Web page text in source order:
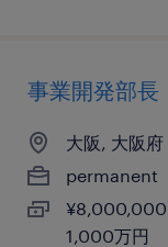
事業開発部長
大阪, 大阪府
permanent
¥8,000,000
1,000万円